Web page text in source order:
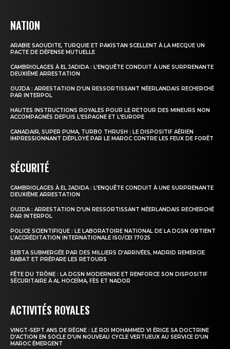
l'intelligence de
NATION
ARABIE SAOUDITE, TURQUIE ET PAKISTAN SCELLENT À LA MECQUE UN
PACTE DE DÉFENSE MUTUELLE
CAMBRIOLAGES À EL JADIDA : L’ENQUÊTE CONDUIT À UNE SURPRENANTE
DEUXIÈME ARRESTATION
OUJDA : ARRESTATION D’UN RESSORTISSANT NÉERLANDAIS RECHERCHÉ
PAR INTERPOL
HAUTES INSTRUCTIONS ROYALES POUR LE RETOUR DES MINEURS NON
ACCOMPAGNÉS DEPUIS L’ESPAGNE ET L’EUROPE
CANADAIR, SUPER PUMA, TURBO THRUSH : LE DISPOSITIF AÉRIEN
IMPRESSIONNANT DÉPLOYÉ PAR LE MAROC CONTRE LES FEUX DE FORÊT
SÉCURITÉ
CAMBRIOLAGES À EL JADIDA : L’ENQUÊTE CONDUIT À UNE SURPRENANTE
DEUXIÈME ARRESTATION
OUJDA : ARRESTATION D’UN RESSORTISSANT NÉERLANDAIS RECHERCHÉ
PAR INTERPOL
POLICE SCIENTIFIQUE : LE LABORATOIRE NATIONAL DE LA DGSN OBTIENT
L’ACCRÉDITATION INTERNATIONALE ISO/CEI 17025
SEBTA SUBMERGÉE PAR DES MILLIERS D’ARRIVÉES, MADRID REMERCIE
RABAT ET PRÉPARE LES RETOURS
FÊTE DU TRÔNE : LA DGSN MODERNISE ET RENFORCE SON DISPOSITIF
SÉCURITAIRE À AL HOCEÏMA, FÈS ET NADOR
ACTIVITÉS ROYALES
VINGT-SEPT ANS DE RÈGNE : LE ROI MOHAMMED VI ÉRIGE SA DOCTRINE
D’ACTION EN SOCLE D’UN NOUVEAU CYCLE VERTUEUX AU SERVICE D’UN
MAROC ÉMERGENT